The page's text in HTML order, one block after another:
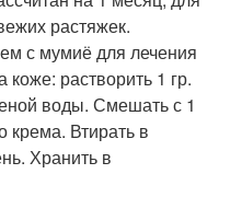
растяжек.
с мумиё для лечения
растворить 1 гр.
воды. Смешать с 1
крема. Втирать в
Хранить в